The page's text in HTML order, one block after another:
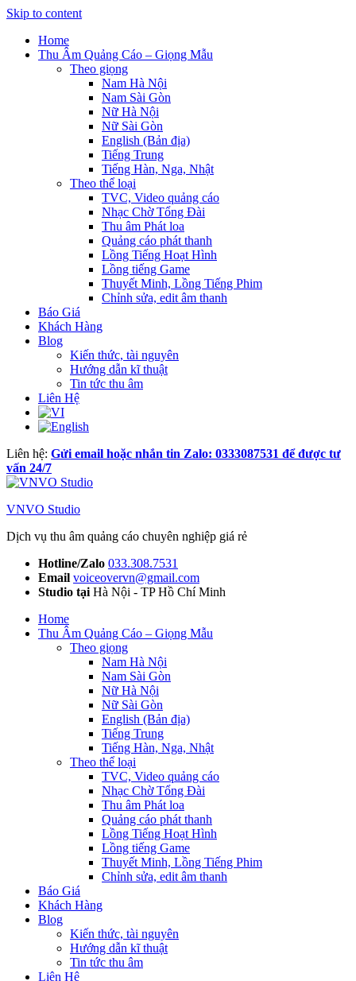
Skip to content
Home
Thu Âm Quảng Cáo – Giọng Mẫu
Theo giọng
Nam Hà Nội
Nam Sài Gòn
Nữ Hà Nội
Nữ Sài Gòn
English (Bản địa)
Tiếng Trung
Tiếng Hàn, Nga, Nhật
Theo thể loại
TVC, Video quảng cáo
Nhạc Chờ Tổng Đài
Thu âm Phát loa
Quảng cáo phát thanh
Lồng Tiếng Hoạt Hình
Lồng tiếng Game
Thuyết Minh, Lồng Tiếng Phim
Chỉnh sửa, edit âm thanh
Báo Giá
Khách Hàng
Blog
Kiến thức, tài nguyên
Hướng dẫn kĩ thuật
Tin tức thu âm
Liên Hệ
Liên hệ: Gửi email hoặc nhắn tin Zalo: 0333087531 để được tư
vấn 24/7
VNVO Studio
Dịch vụ thu âm quảng cáo chuyên nghiệp giá rẻ
Hotline/Zalo 033.308.7531
Email voiceovervn@gmail.com
Studio tại Hà Nội - TP Hồ Chí Minh
Home
Thu Âm Quảng Cáo – Giọng Mẫu
Theo giọng
Nam Hà Nội
Nam Sài Gòn
Nữ Hà Nội
Nữ Sài Gòn
English (Bản địa)
Tiếng Trung
Tiếng Hàn, Nga, Nhật
Theo thể loại
TVC, Video quảng cáo
Nhạc Chờ Tổng Đài
Thu âm Phát loa
Quảng cáo phát thanh
Lồng Tiếng Hoạt Hình
Lồng tiếng Game
Thuyết Minh, Lồng Tiếng Phim
Chỉnh sửa, edit âm thanh
Báo Giá
Khách Hàng
Blog
Kiến thức, tài nguyên
Hướng dẫn kĩ thuật
Tin tức thu âm
Liên Hệ